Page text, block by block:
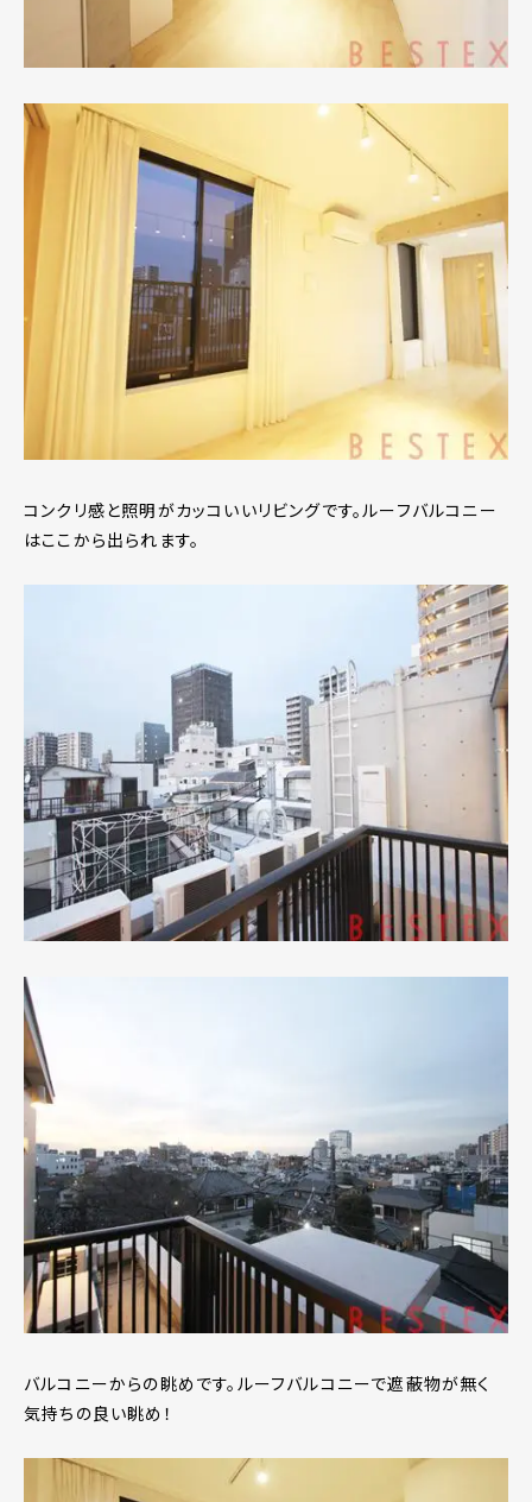
コンクリ感と照明がカッコいいリビングです。ルーフバルコニー
はここから出られます。
バルコニーからの眺めです。ルーフバルコニーで遮蔽物が無く
気持ちの良い眺め！